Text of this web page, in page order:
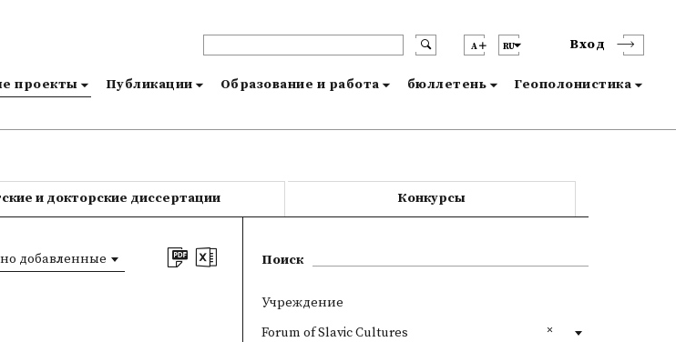
A RU Вход
проекты Публикации Образование и работа бюллетень Геополонистика
и докторские диссертации Конкурсы
добавленные Поиск
Учреждение
Forum of Slavic Cultures